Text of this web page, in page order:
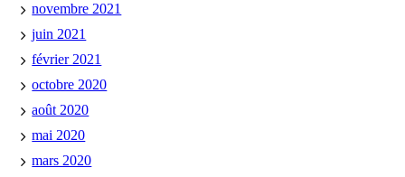
novembre 2021
juin 2021
février 2021
octobre 2020
août 2020
mai 2020
mars 2020